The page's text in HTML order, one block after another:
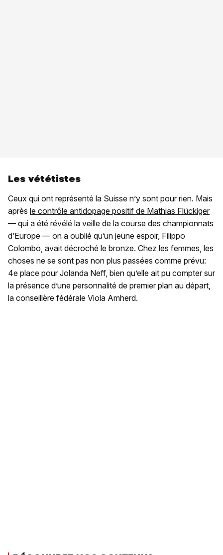
Les vététistes
Ceux qui ont représenté la Suisse n’y sont pour rien. Mais
après le contrôle antidopage positif de Mathias Flückiger
— qui a été révélé la veille de la course des championnats
d’Europe — on a oublié qu’un jeune espoir, Filippo
Colombo, avait décroché le bronze. Chez les femmes, les
choses ne se sont pas non plus passées comme prévu:
4e place pour Jolanda Neff, bien qu’elle ait pu compter sur
la présence d’une personnalité de premier plan au départ,
la conseillère fédérale Viola Amherd.